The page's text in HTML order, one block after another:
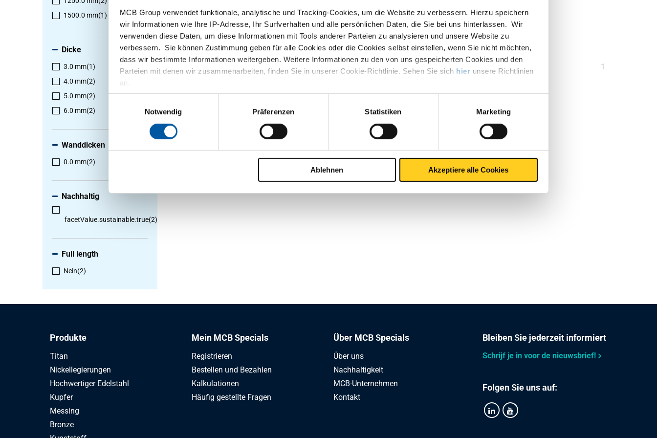
MCB Group verwendet funktionale, analytische und Tracking-Cookies, um die Website zu verbessern. Hierzu speichern
wir Informationen wie Ihre IP-Adresse, Ihr Surfverhalten und alle persönlichen Daten, die Sie bei uns hinterlassen. Wir
verwenden diese Daten, um diese Informationen mit Tools anderer Parteien zu analysieren und unsere Website zu
verbessern. Sie können Zustimmung geben für alle Cookies oder die Cookies selbst einstellen, wenn Sie nicht möchten,
dass wir bestimmte Informationen weitergeben. Weitere Informationen zu den von uns gespeicherten Cookies und den
Parteien mit denen wir zusammenarbeiten, finden Sie in unserer Cookie-Richtlinie. Sehen Sie sich hier unsere Richtlinien
an.
Notwendig
Präferenzen Statistiken Marketing
Ablehnen Akzeptiere alle Cookies
1500.0 mm(1)
Dicke
3.0 mm(1)
4.0 mm(2)
5.0 mm(2)
6.0 mm(2)
Wanddicken
0.0 mm(2)
Nachhaltig
facetValue.sustainable.true(2)
Full length
Nein(2)
Wählen Sie Ihre Abmessung
aus
Wählen Sie Ihre Abmessung
aus
1
Sie
1
Produkte
Titan
Nickellegierungen
Hochwertiger Edelstahl
Kupfer
Messing
Bronze
Mein MCB Specials
Registrieren
Bestellen und Bezahlen
Kalkulationen
Häufig gestellte Fragen
Über MCB Specials
Über uns
Nachhaltigkeit
MCB-Unternehmen
Kontakt
Bleiben Sie jederzeit informiert
Schrijf je in voor de nieuwsbrief!
Folgen Sie uns auf: